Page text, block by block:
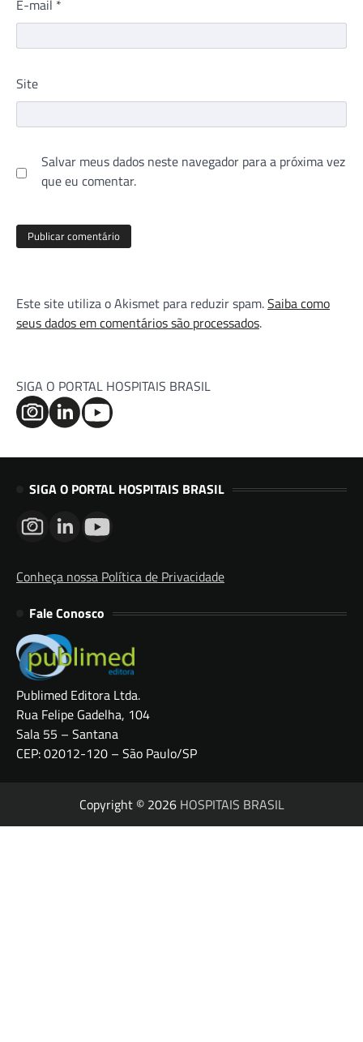
E-mail *
Site
Salvar meus dados neste navegador para a próxima vez
que eu comentar.
Este site utiliza o Akismet para reduzir spam.Saiba como
seus dados em comentários são processados.
SIGA O PORTAL HOSPITAIS BRASIL
SIGA O PORTAL HOSPITAIS BRASIL
Conheça nossa Política de Privacidade
Fale Conosco
Publimed Editora Ltda.
Rua Felipe Gadelha, 104
Sala 55 – Santana
CEP: 02012-120 – São Paulo/SP
Copyright © 2026 HOSPITAIS BRASIL